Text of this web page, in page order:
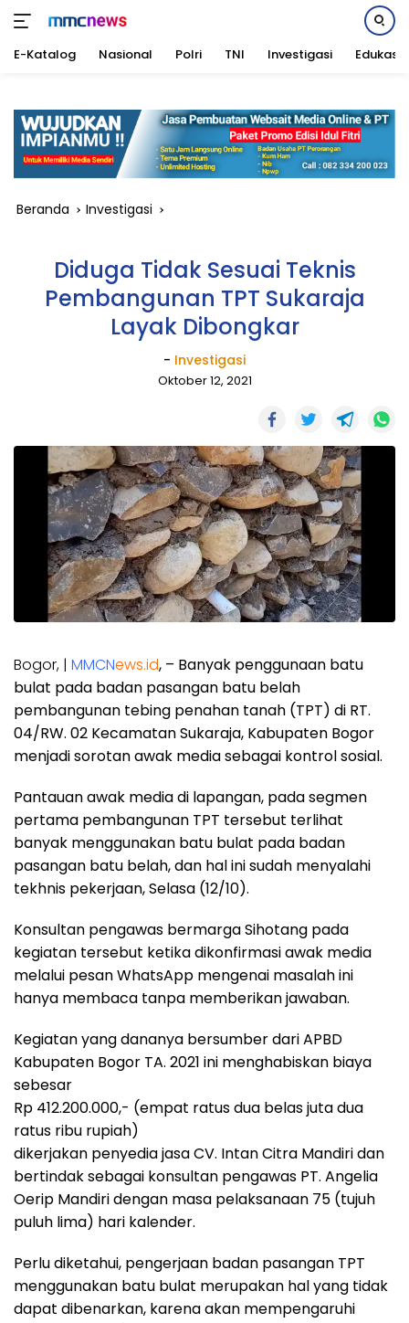
konten
E-Katalog Nasional Polri TNI Investigasi Edukasi
Beranda Investigasi
Diduga Tidak Sesuai Teknis
Pembangunan TPT Sukaraja
Layak Dibongkar
- Investigasi
Oktober 12, 2021
Bogor, | MMCNews.id, – Banyak penggunaan batu
bulat pada badan pasangan batu belah
pembangunan tebing penahan tanah (TPT) di RT.
04/RW. 02 Kecamatan Sukaraja, Kabupaten Bogor
menjadi sorotan awak media sebagai kontrol sosial.
Pantauan awak media di lapangan, pada segmen
pertama pembangunan TPT tersebut terlihat
banyak menggunakan batu bulat pada badan
pasangan batu belah, dan hal ini sudah menyalahi
tekhnis pekerjaan, Selasa (12/10).
Konsultan pengawas bermarga Sihotang pada
kegiatan tersebut ketika dikonfirmasi awak media
melalui pesan WhatsApp mengenai masalah ini
hanya membaca tanpa memberikan jawaban.
Kegiatan yang dananya bersumber dari APBD
Kabupaten Bogor TA. 2021 ini menghabiskan biaya
sebesar
Rp 412.200.000,- (empat ratus dua belas juta dua
ratus ribu rupiah)
dikerjakan penyedia jasa CV. Intan Citra Mandiri dan
bertindak sebagai konsultan pengawas PT. Angelia
Oerip Mandiri dengan masa pelaksanaan 75 (tujuh
puluh lima) hari kalender.
Perlu diketahui, pengerjaan badan pasangan TPT
menggunakan batu bulat merupakan hal yang tidak
dapat dibenarkan, karena akan mempengaruhi